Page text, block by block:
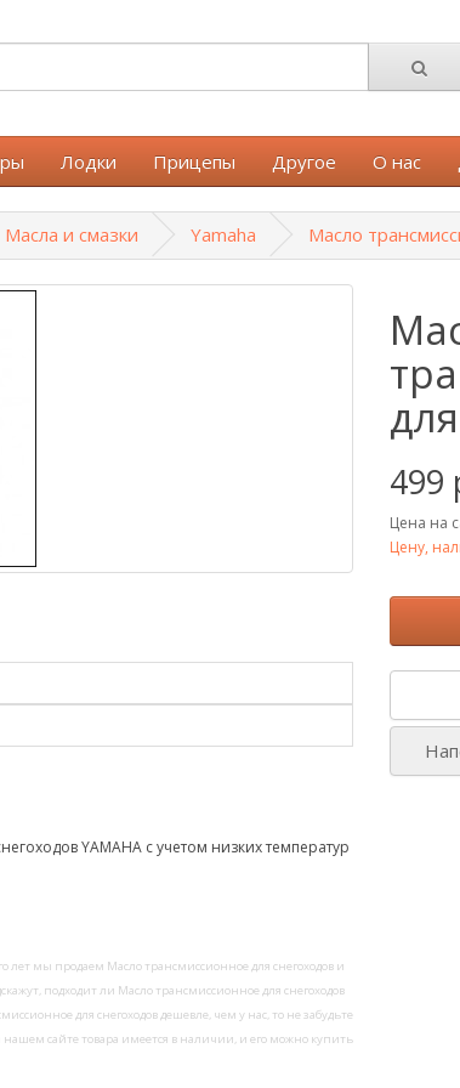
Лодки Прицепы Другое О нас
Масла и смазки Yamaha Масло
YAMAHA с учетом низких температур
лет мы продаем Масло трансмиссионное для снегоходов и
подходит ли Масло трансмиссионное для снегоходов
для снегоходов дешевле, чем у нас, то не забудьте
сайте товара имеется в наличии, и его можно купить
499
Цена на
Цену,